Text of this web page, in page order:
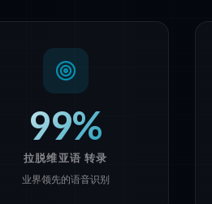
99%
拉脱维亚语 转录
业界领先的语音识别